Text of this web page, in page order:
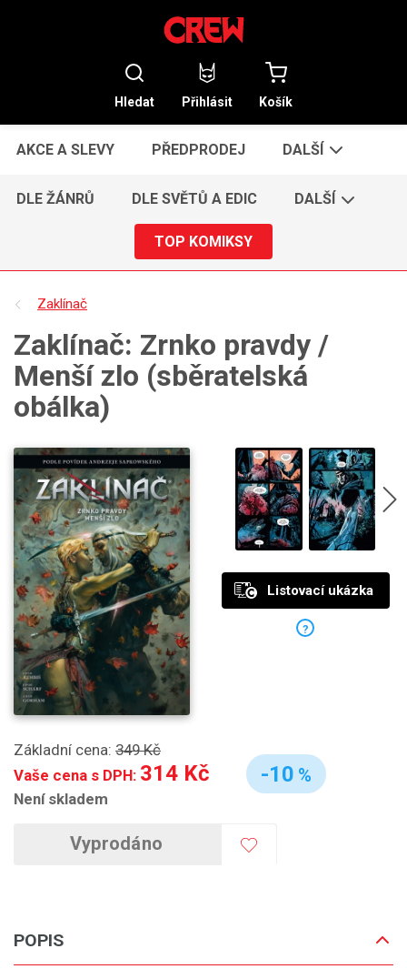
Hledat Přihlásit Košík
AKCE A SLEVY PŘEDPRODEJ DALŠÍ
DLE ŽÁNRŮ DLE SVĚTŮ A EDIC DALŠÍ
TOP KOMIKSY
Zaklínač
Zaklínač: Zrnko pravdy /
Menší zlo (sběratelská
obálka)
Základní cena: 349 Kč
Vaše cena s DPH: 314 Kč
Není skladem
-10 %
Vyprodáno
POPIS
Listovací ukázka
?